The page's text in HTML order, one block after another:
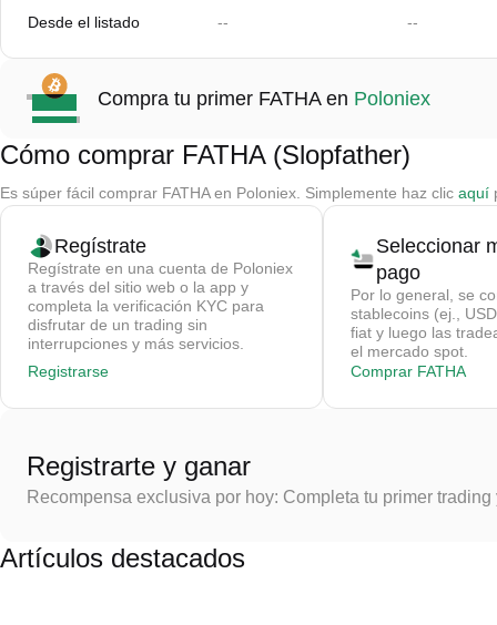
Desde el listado -- --
Compra tu primer FATHA en Poloniex
Cómo comprar FATHA (Slopfather)
Es súper fácil comprar FATHA en Poloniex. Simplemente haz clic aquí
Regístrate
Regístrate en una cuenta de Poloniex
a través del sitio web o la app y
completa la verificación KYC para
disfrutar de un trading sin
interrupciones y más servicios.
Registrarse
Seleccionar
pago
Por lo general, se
stablecoins (ej.,
fiat y luego las
el mercado spot.
Comprar FATHA
Registrarte y ganar
Recompensa exclusiva por hoy: Completa tu primer
Artículos destacados